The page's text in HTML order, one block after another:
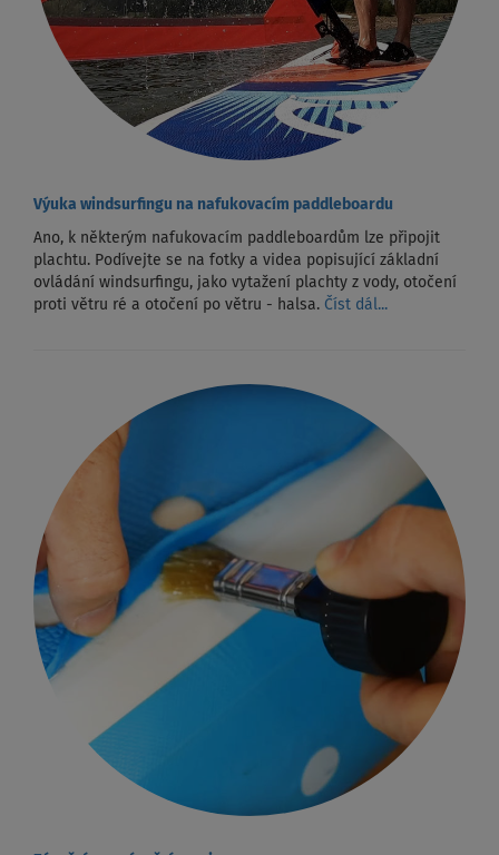
Výuka windsurfingu na nafukovacím paddleboardu
Ano, k některým nafukovacím paddleboardům lze připojit
plachtu. Podívejte se na fotky a videa popisující základní
ovládání windsurfingu, jako vytažení plachty z vody, otočení
proti větru ré a otočení po větru - halsa. Číst dál...